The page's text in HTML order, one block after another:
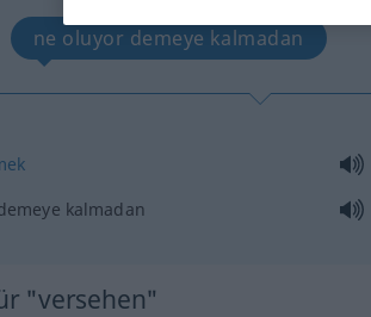
ne oluyor demeye kalmadan
kalmadan
"versehen"